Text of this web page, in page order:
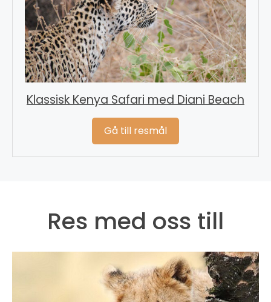
Klassisk Kenya Safari med Diani Beach
Gå till resmål
Res med oss till